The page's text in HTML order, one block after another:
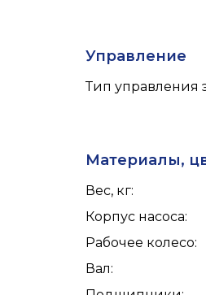
Управление
Тип управления
Материалы,
Вес, кг:
Корпус насоса:
Рабочее колесо:
Вал: